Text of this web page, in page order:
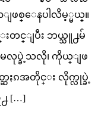
ျဖစ္ေနပါလိမ့္မယ္။
တင္ျပီး ဘယ္သူ႕မ်
မလုပ္ခဲ့သလို၊ ကိုယ္ျဖ
ဆႏၵအတိုင္း လိုက္လုပ္ခဲ့
[…]